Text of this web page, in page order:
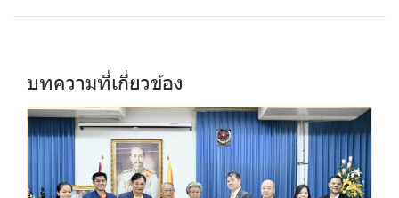
บทความที่เกี่ยวข้อง